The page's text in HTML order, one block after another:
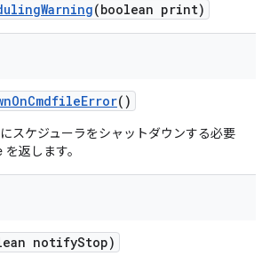
Warning(boolean print)
OnCmdfileError()
スケジューラをシャットダウンする必要
返します。
notifyStop)